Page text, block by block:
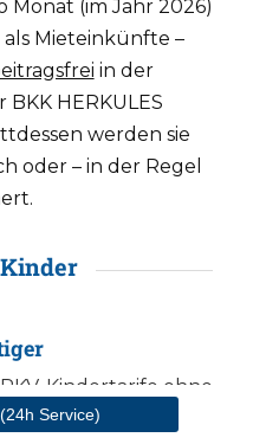
Monat (im Jahr 2026)
Mieteinkünfte –
in der
HERKULES
werden sie
oder – in der Regel
Kindertarife ohne
es für knapp 180
Service)